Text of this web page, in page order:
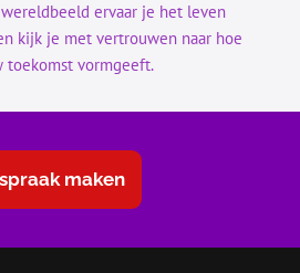
ervaar je het leven
kijk je met vertrouwen naar hoe
toekomst vormgeeft.
maken